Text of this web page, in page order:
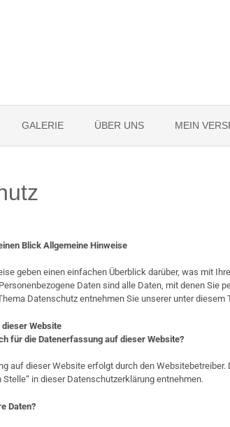
GALERIE ÜBER UNS MEIN
Blick Allgemeine Hinweise
geben einen einfachen Überblick darüber, was mit
Daten sind alle Daten, mit denen Sie
Datenschutz entnehmen Sie unserer unter
Website
für die Datenerfassung auf dieser Website?
auf dieser Website erfolgt durch den
in dieser Datenschutzerklärung entnehmen.
Daten?